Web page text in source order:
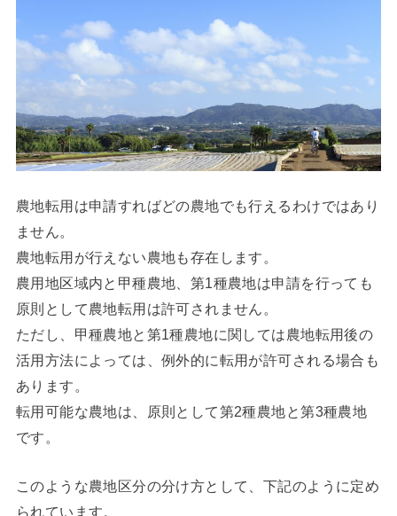
農地転用は申請すればどの農地でも行えるわけではあり
ません。
農地転用が行えない農地も存在します。
農用地区域内と甲種農地、第1種農地は申請を行っても
原則として農地転用は許可されません。
ただし、甲種農地と第1種農地に関しては農地転用後の
活用方法によっては、例外的に転用が許可される場合も
あります。
転用可能な農地は、原則として第2種農地と第3種農地
です。
このような農地区分の分け方として、下記のように定め
られています。